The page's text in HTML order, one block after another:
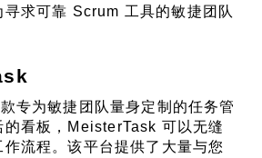
寻求可靠 Scrum 工具的敏捷团队
专为敏捷团队量身定制的任务管
的看板，MeisterTask 可以无缝
流程。该平台提供了大量与您